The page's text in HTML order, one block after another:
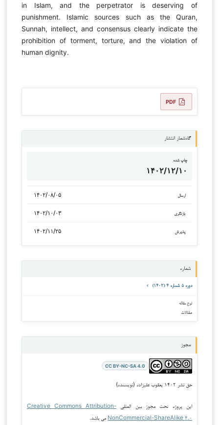
in Islam, and the perpetrator is deserving of
punishment. Islamic sources such as the Quran,
Sunnah, intellect, and consensus clearly indicate the
prohibition of torment, torture, and the violation of
human dignity.
PDF
گاه‌شمار انتشار
چاپ شده
۱۴۰۲/۱۲/۱۰
ارسال ۱۴۰۲/۰۸/۰۵
بازنگری ۱۴۰۲/۱۰/۰۳
پذیرش ۱۴۰۲/۱۱/۲۵
شماره
دوره ۵ شماره ۴ (۱۴۰۲)
نوع مقاله
مقالات
مجوز
CC BY-NC-SA 4.0
حق نشر ۱۴۰۲ یعقوب علیزاده (نویسنده)
این پروژه تحت مجوز بین المللی Creative Commons Attribution-
NonCommercial-ShareAlike ۴.۰ می باشد.